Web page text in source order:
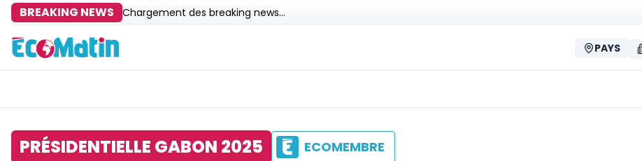
BREAKING NEWS Chargement des breaking news...
PAYS
PRÉSIDENTIELLE GABON 2025 ECOMEMBRE